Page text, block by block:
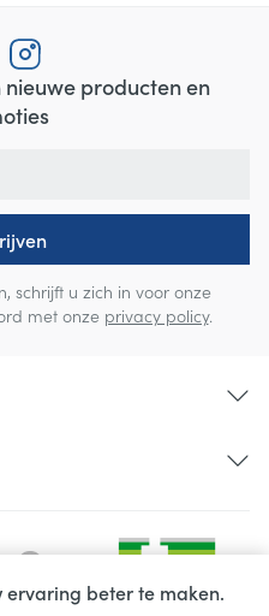
ervaring beter te maken.
producten en
schrijft u zich in voor onze
met onze privacy policy.